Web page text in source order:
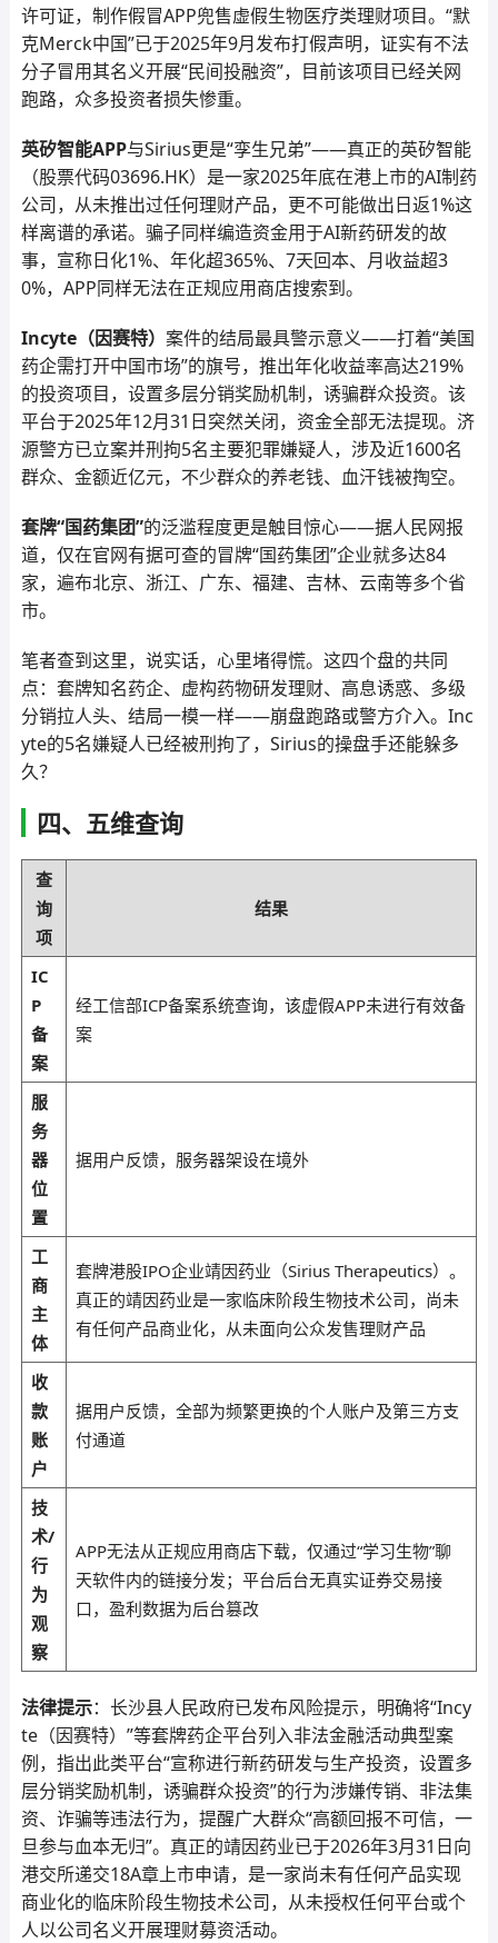
许可证，制作假冒APP兜售虚假生物医疗类理财项目。“默
克Merck中国”已于2025年9月发布打假声明，证实有不法
分子冒用其名义开展“民间投融资”，目前该项目已经关网
跑路，众多投资者损失惨重。
英矽智能APP与Sirius更是“孪生兄弟”——真正的英矽智能
（股票代码03696.HK）是一家2025年底在港上市的AI制药
公司，从未推出过任何理财产品，更不可能做出日返1%这
样离谱的承诺。骗子同样编造资金用于AI新药研发的故
事，宣称日化1%、年化超365%、7天回本、月收益超3
0%，APP同样无法在正规应用商店搜索到。
Incyte（因赛特） 案件的结局最具警示意义——打着“美国
药企需打开中国市场”的旗号，推出年化收益率高达219%
的投资项目，设置多层分销奖励机制，诱骗群众投资。该
平台于2025年12月31日突然关闭，资金全部无法提现。济
源警方已立案并刑拘5名主要犯罪嫌疑人，涉及近1600名
群众、金额近亿元，不少群众的养老钱、血汗钱被掏空。
套牌“国药集团”的泛滥程度更是触目惊心——据人民网报
道，仅在官网有据可查的冒牌“国药集团”企业就多达84
家，遍布北京、浙江、广东、福建、吉林、云南等多个省
市。
笔者查到这里，说实话，心里堵得慌。这四个盘的共同
点：套牌知名药企、虚构药物研发理财、高息诱惑、多级
分销拉人头、结局一模一样——崩盘跑路或警方介入。Inc
yte的5名嫌疑人已经被刑拘了，Sirius的操盘手还能躲多
久？
四、五维查询
查
询
项
结果
IC
P
备
案
经工信部ICP备案系统查询，该虚假APP未进行有效备
案
服
务
器
位
置
据用户反馈，服务器架设在境外
工
商
主
体
套牌港股IPO企业靖因药业（Sirius Therapeutics）。
真正的靖因药业是一家临床阶段生物技术公司，尚未
有任何产品商业化，从未面向公众发售理财产品
收
款
账
户
据用户反馈，全部为频繁更换的个人账户及第三方支
付通道
技
术/
行
为
观
察
APP无法从正规应用商店下载，仅通过“学习生物”聊
天软件内的链接分发；平台后台无真实证券交易接
口，盈利数据为后台篡改
法律提示：长沙县人民政府已发布风险提示，明确将“Incy
te（因赛特）”等套牌药企平台列入非法金融活动典型案
例，指出此类平台“宣称进行新药研发与生产投资，设置多
层分销奖励机制，诱骗群众投资”的行为涉嫌传销、非法集
资、诈骗等违法行为，提醒广大群众“高额回报不可信，一
旦参与血本无归”。真正的靖因药业已于2026年3月31日向
港交所递交18A章上市申请，是一家尚未有任何产品实现
商业化的临床阶段生物技术公司，从未授权任何平台或个
人以公司名义开展理财募资活动。